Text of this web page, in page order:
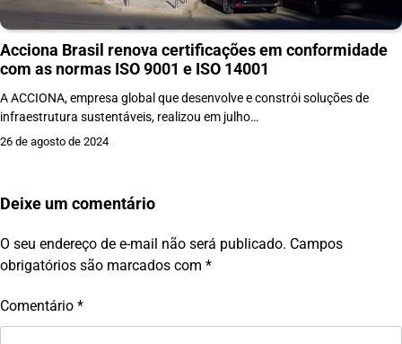
Acciona Brasil renova certificações em conformidade
com as normas ISO 9001 e ISO 14001
A ACCIONA, empresa global que desenvolve e constrói soluções de
infraestrutura sustentáveis, realizou em julho…
26 de agosto de 2024
Deixe um comentário
O seu endereço de e-mail não será publicado. Campos
obrigatórios são marcados com *
Comentário *